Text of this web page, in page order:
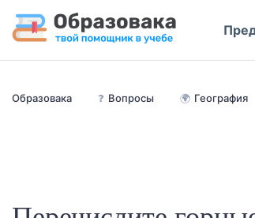
Образовака ❓ Вопросы 🌍 География